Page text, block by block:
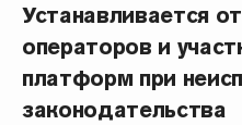
Устанавливается
операторов и
платформ при
законодательства